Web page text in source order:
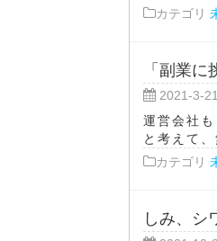
カテゴリ
「副業
2021-3-
運営会社
と考えて
カテゴリ
しみ、シ